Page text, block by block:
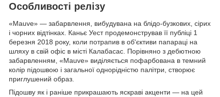
Особливості релізу
«Mauve» — забарвлення, вибудувана на блідо-бузкових, сірих
і чорних відтінках. Каньє Уест продемонстрував її публіці 1
березня 2018 року, коли потрапив в об'єктиви папараці на
шляху в свій офіс в місті Калабасас. Порівняно з дебютною
забарвленням, «Mauve» виділяється пофарбована в темний
колір підошвою і загальної однорідністю палітри, створює
приглушений образ.
Підошву як і раніше прикрашають яскраві акценти — на цей